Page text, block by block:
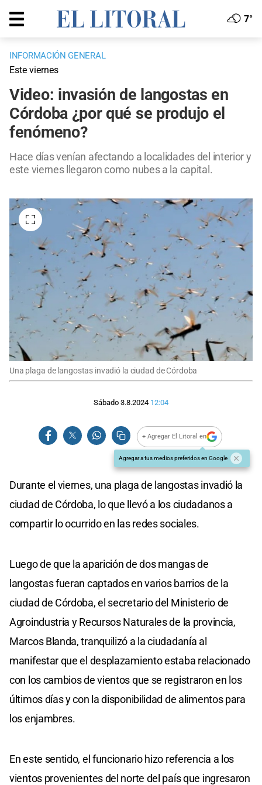
7°
INFORMACIÓN GENERAL
Este viernes
Video: invasión de langostas en
Córdoba ¿por qué se produjo el
fenómeno?
Hace días venían afectando a localidades del interior y
este viernes llegaron como nubes a la capital.
Una plaga de langostas invadió la ciudad de Córdoba
Sábado 3.8.2024 12:04
+ Agregar El Litoral en
Agregar a tus medios preferidos en Google
Durante el viernes, una plaga de langostas invadió la
ciudad de Córdoba, lo que llevó a los ciudadanos a
compartir lo ocurrido en las redes sociales.
Luego de que la aparición de dos mangas de
langostas fueran captados en varios barrios de la
ciudad de Córdoba, el secretario del Ministerio de
Agroindustria y Recursos Naturales de la provincia,
Marcos Blanda, tranquilizó a la ciudadanía al
manifestar que el desplazamiento estaba relacionado
con los cambios de vientos que se registraron en los
últimos días y con la disponibilidad de alimentos para
los enjambres.
En este sentido, el funcionario hizo referencia a los
vientos provenientes del norte del país que ingresaron